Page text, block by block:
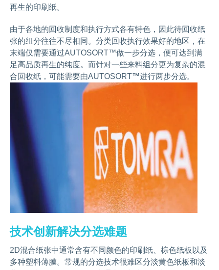
再生的印刷纸。
由于各地的回收制度和执行方式各有特色，因此待回收纸
张的组分往往不尽相同。分类回收执行效果好的地区，在
末端仅需要通过AUTOSORT™做一步分选，便可达到满
足高品质再生的纯度。而针对一些来料组分更为复杂的混
合回收纸，可能需要由AUTOSORT™进行两步分选。
技术创新解决分选难题
2D混合纸张中通常含有不同颜色的印刷纸、棕色纸板以及
多种塑料薄膜。常规的分选技术很难区分淡黄色纸板和淡